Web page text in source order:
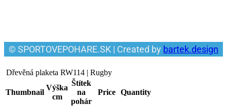
© SPORTOVEPOHARE.SK | Created by bartek.design
Dřevěná plaketa RW114 | Rugby
Thumbnail
Výška
cm
Štítek
na
pohár
Price Quantity